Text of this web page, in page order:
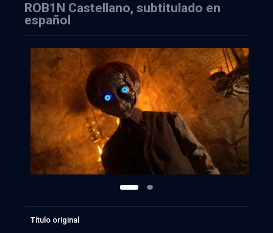
ROB1N Castellano, subtitulado en
español
Título original